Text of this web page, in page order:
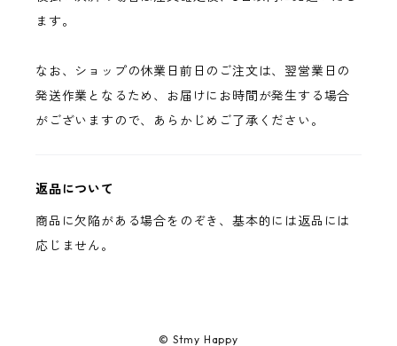
ます。
なお、ショップの休業日前日のご注文は、翌営業日の
発送作業となるため、お届けにお時間が発生する場合
がございますので、あらかじめご了承ください。
返品について
商品に欠陥がある場合をのぞき、基本的には返品には
応じません。
© Stmy Happy